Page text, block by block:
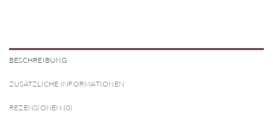
BESCHREIBUNG
ZUSÄTZLICHE INFORMATIONEN
REZENSIONEN (0)